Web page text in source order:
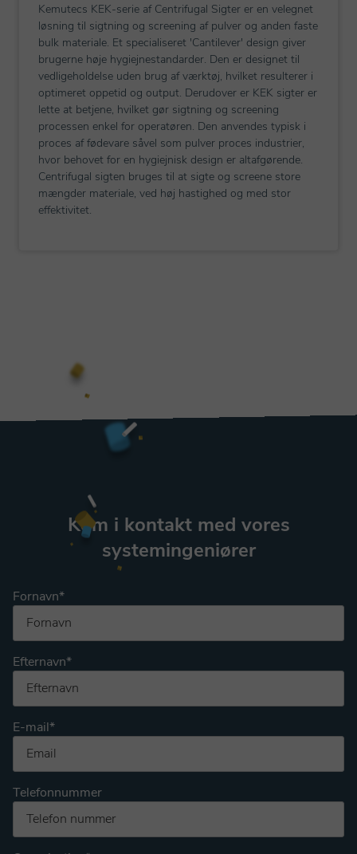
Kemutecs KEK-serie af Centrifugal Sigter er en velegnet
løsning til sigtning og screening af pulver og anden faste
bulk materiale. Et specialiseret 'Cantilever' design giver
brugerne høje hygiejnestandarder. Den er designet til
vedligeholdelse uden brug af værktøj, hvilket resulterer i
optimeret oppetid og output. Derudover er KEK sigter er
lette at betjene, hvilket gør sigtning og screening
processen enkel for operatøren. Den anvendes typisk i
proces af fødevare såvel som pulver proces industrier,
hvor behovet for en hygiejnisk design er altafgørende.
Centrifugal sigten bruges til at sigte og screene store
mængder materiale, ved høj hastighed og med stor
effektivitet.
Kom i kontakt med vores
systemingeniører
Fornavn*
Efternavn*
E-mail*
Telefonnummer